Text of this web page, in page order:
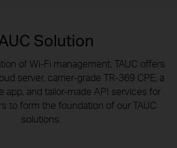
Solution
of Wi-Fi management, TAUC offers
server, carrier-grade TR-369 CPE, a
app, and tailor-made API services for
to form the foundation of our TAUC
solutions.